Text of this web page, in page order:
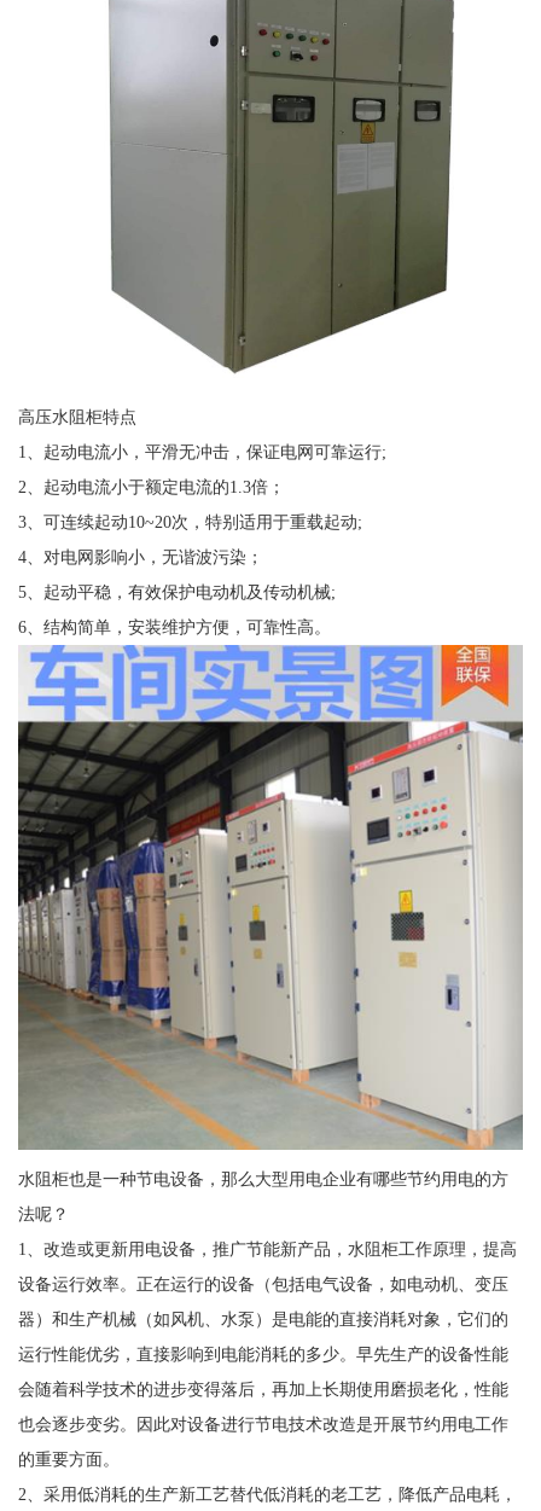
高压水阻柜特点
1、起动电流小，平滑无冲击，保证电网可靠运行;
2、起动电流小于额定电流的1.3倍；
3、可连续起动10~20次，特别适用于重载起动;
4、对电网影响小，无谐波污染；
5、起动平稳，有效保护电动机及传动机械;
6、结构简单，安装维护方便，可靠性高。
水阻柜也是一种节电设备，那么大型用电企业有哪些节约用电的方
法呢？
1、改造或更新用电设备，推广节能新产品，水阻柜工作原理，提高
设备运行效率。正在运行的设备（包括电气设备，如电动机、变压
器）和生产机械（如风机、水泵）是电能的直接消耗对象，它们的
运行性能优劣，直接影响到电能消耗的多少。早先生产的设备性能
会随着科学技术的进步变得落后，再加上长期使用磨损老化，性能
也会逐步变劣。因此对设备进行节电技术改造是开展节约用电工作
的重要方面。
2、采用低消耗的生产新工艺替代低消耗的老工艺，降低产品电耗，